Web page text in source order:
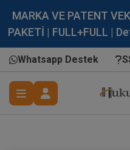
MARKA VE PATENT
PAKETİ | FULL+FULL |
Whatsapp Destek